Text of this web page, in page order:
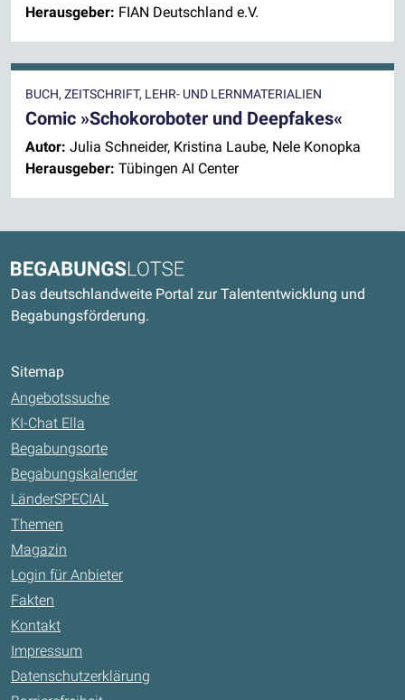
Herausgeber: FIAN Deutschland e.V.
BUCH, ZEITSCHRIFT, LEHR- UND LERNMATERIALIEN
Comic »Schokoroboter und Deepfakes«
Autor: Julia Schneider, Kristina Laube, Nele Konopka
Herausgeber: Tübingen AI Center
Begabungslotse
Das deutschlandweite Portal zur Talententwicklung und
Begabungsförderung.
Sitemap
Angebotssuche
KI-Chat Ella
Begabungsorte
Begabungskalender
LänderSPECIAL
Themen
Magazin
Login für Anbieter
Fakten
Kontakt
Impressum
Datenschutzerklärung